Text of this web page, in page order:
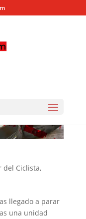
del Ciclista,
llegado a parar
una unidad